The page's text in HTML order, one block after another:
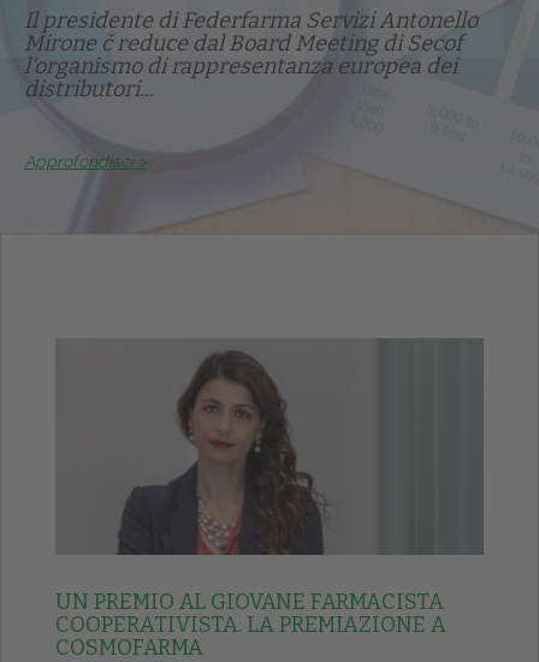
Il presidente di Federfarma Servizi Antonello
Mirone č reduce dal Board Meeting di Secof
l'organismo di rappresentanza europea dei
distributori...
Approfondisci >
UN PREMIO AL GIOVANE FARMACISTA
COOPERATIVISTA. LA PREMIAZIONE A
COSMOFARMA